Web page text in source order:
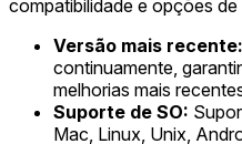
compatibilidade e opções
Versão mais recente:
continuamente,
melhorias mais
Suporte de SO:
Mac, Linux, Unix,